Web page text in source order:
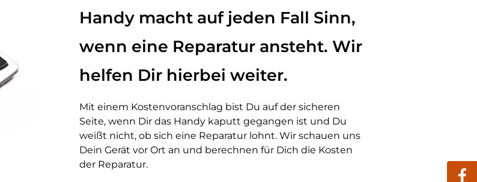
Handy macht auf jeden Fall Sinn,
wenn eine Reparatur ansteht. Wir
helfen Dir hierbei weiter.
Mit einem Kostenvoranschlag bist Du auf der sicheren
Seite, wenn Dir das Handy kaputt gegangen ist und Du
weißt nicht, ob sich eine Reparatur lohnt. Wir schauen uns
Dein Gerät vor Ort an und berechnen für Dich die Kosten
der Reparatur.